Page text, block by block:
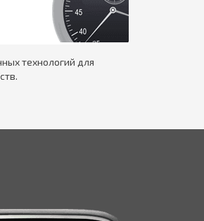
технологий для